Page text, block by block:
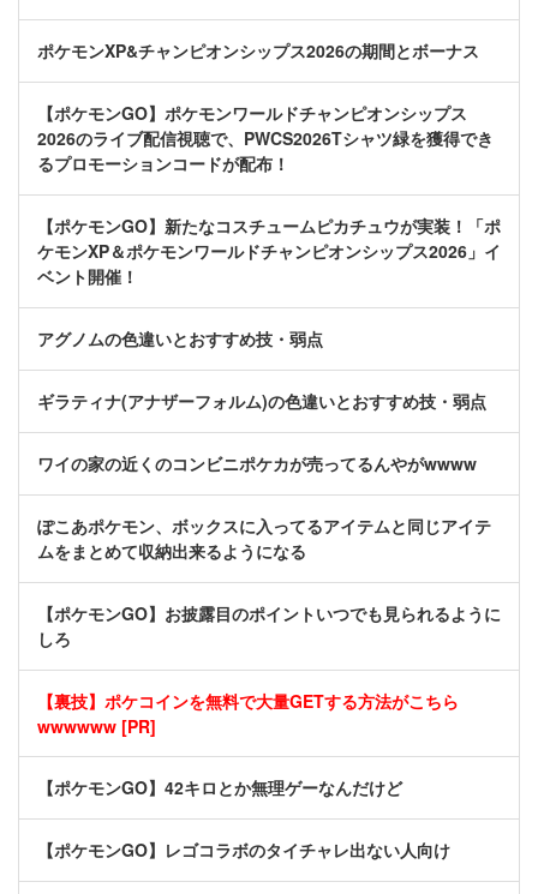
ポケモンXP&チャンピオンシップス2026の期間とボーナス
【ポケモンGO】ポケモンワールドチャンピオンシップス
2026のライブ配信視聴で、PWCS2026Tシャツ緑を獲得でき
るプロモーションコードが配布！
【ポケモンGO】新たなコスチュームピカチュウが実装！「ポ
ケモンXP＆ポケモンワールドチャンピオンシップス2026」イ
ベント開催！
アグノムの色違いとおすすめ技・弱点
ギラティナ(アナザーフォルム)の色違いとおすすめ技・弱点
ワイの家の近くのコンビニポケカが売ってるんやがwwww
ぽこあポケモン、ボックスに入ってるアイテムと同じアイテ
ムをまとめて収納出来るようになる
【ポケモンGO】お披露目のポイントいつでも見られるように
しろ
【裏技】ポケコインを無料で大量GETする方法がこちら
wwwwww [PR]
【ポケモンGO】42キロとか無理ゲーなんだけど
【ポケモンGO】レゴコラボのタイチャレ出ない人向け